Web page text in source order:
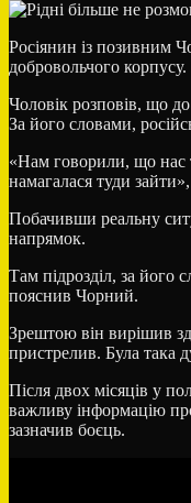
Росіянин із позивним
добровольчого
Чоловік розповів, що
За його словами,
«Нам говорили, що нас
намагалася туди
Побачивши реальну
напрямок.
Там підрозділ, за його
пояснив Чорний.
Зрештою він вирішив
пристрелив. Була така
Після двох місяців у
важливу інформацію
зазначив боєць.